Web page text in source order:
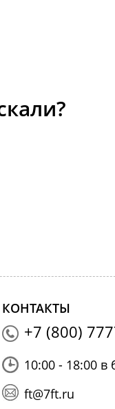
КОНТАКТЫ
+7 (800)
10:00 - 18:00 в
ft@7ft.ru